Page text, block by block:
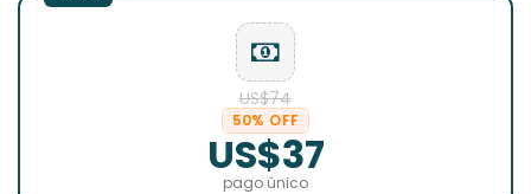
US$74
50% OFF
US$37
pago único